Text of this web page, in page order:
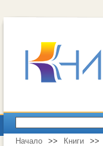
Начало >> Книги >>